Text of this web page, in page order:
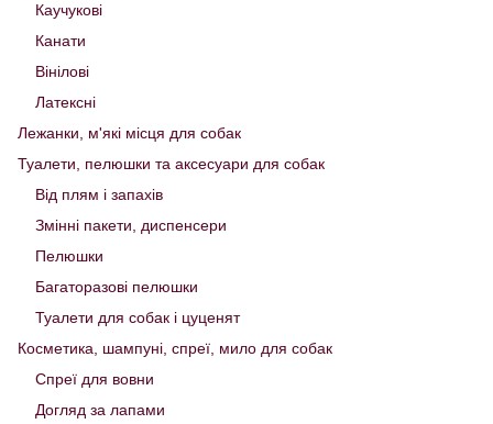
Каучукові
Канати
Вінілові
Латексні
Лежанки, м'які місця для собак
Туалети, пелюшки та аксесуари для собак
Від плям і запахів
Змінні пакети, диспенсери
Пелюшки
Багаторазові пелюшки
Туалети для собак і цуценят
Косметика, шампуні, спреї, мило для собак
Спреї для вовни
Догляд за лапами